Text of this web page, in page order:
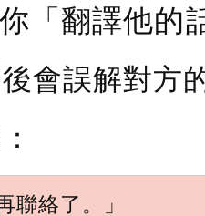
「翻譯他的
會誤解對方
聯絡了。」